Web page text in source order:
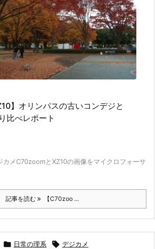
】オリンパスの古いコンデジと
比べレポート
カメC70zoomとXZ10の画像をマイクロフォーサ
記事を読む 【C70zoo ...
 日常の理系  デジカメ